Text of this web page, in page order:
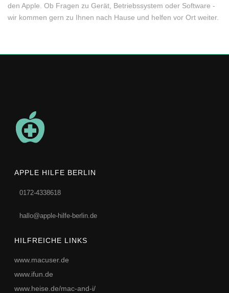
den Apple. Ob Fragen zu Gerät, Betriebssystem oder Software -
wir kommen gern zu Ihnen nach Hause und helfen vor Ort weiter.
APPLE HILFE BERLIN
0172-4338618
hallo@apple-hilfe-berlin.de
HILFREICHE LINKS
www.macuser.de
www.ifun.de
www.heise.de/mac-and-i/